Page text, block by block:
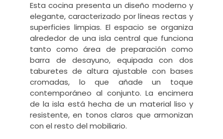
Esta cocina presenta un diseño moderno y
elegante, caracterizado por líneas rectas y
superficies limpias. El espacio se organiza
alrededor de una isla central que funciona
tanto como área de preparación como
barra de desayuno, equipada con dos
taburetes de altura ajustable con bases
cromadas, lo que añade un toque
contemporáneo al conjunto. La encimera
de la isla está hecha de un material liso y
resistente, en tonos claros que armonizan
con el resto del mobiliario.